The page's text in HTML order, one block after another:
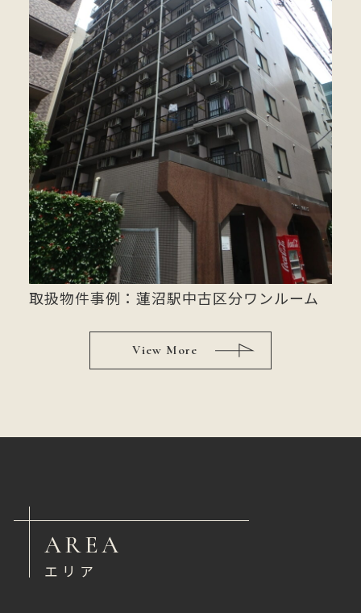
取扱物件事例：蓮沼駅中古区分ワンルーム
View More
AREA
エリア